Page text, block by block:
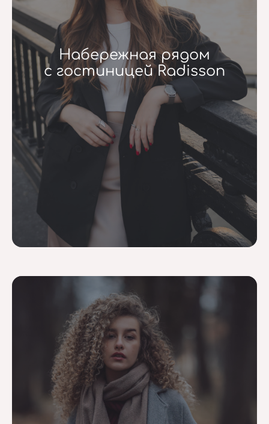
Набережная рядом
с гостиницей Radisson